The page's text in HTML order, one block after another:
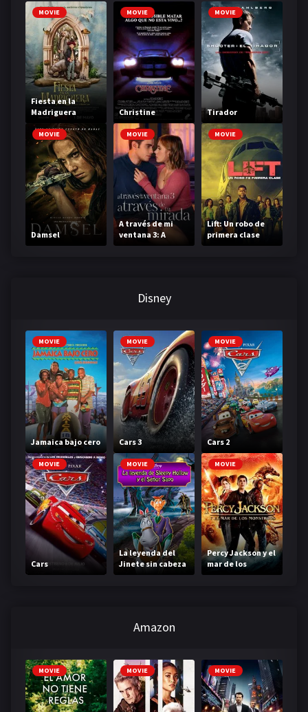
MOVIE
Fiesta en la
Madriguera
MOVIE
Christine
MOVIE
Tirador
MOVIE
Damsel
MOVIE
A través de mi
ventana 3: A
través de tu
MOVIE
Lift: Un robo de
primera clase
Disney
MOVIE
Jamaica bajo cero
MOVIE
Cars 3
MOVIE
Cars 2
MOVIE
Cars
MOVIE
La leyenda del
Jinete sin cabeza
MOVIE
Percy Jackson y el
mar de los
monstruos
Amazon
MOVIE MOVIE MOVIE